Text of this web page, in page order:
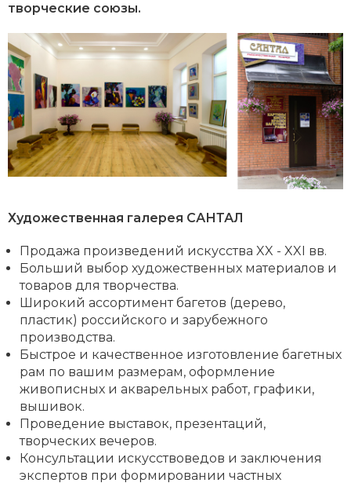
творческие союзы.
Художественная галерея САНТАЛ
Продажа произведений искусства XX - XXI вв.
Больший выбор художественных материалов и
товаров для творчества.
Широкий ассортимент багетов (дерево,
пластик) российского и зарубежного
производства.
Быстрое и качественное изготовление багетных
рам по вашим размерам, оформление
живописных и акварельных работ, графики,
вышивок.
Проведение выставок, презентаций,
творческих вечеров.
Консультации искусствоведов и заключения
экспертов при формировании частных